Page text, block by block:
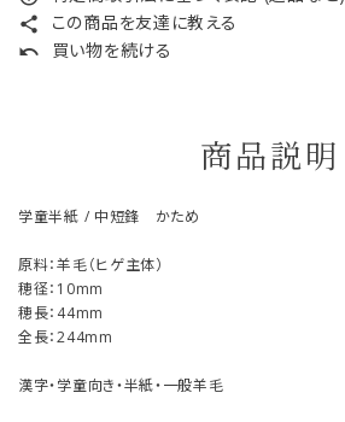
share この商品を友達に教える
undo 買い物を続ける
商品説明
学童半紙 / 中短鋒 かため
原料：羊毛（ヒゲ主体）
穂径：10mm
穂長：44mm
全長：244mm
漢字・学童向き・半紙・一般羊毛